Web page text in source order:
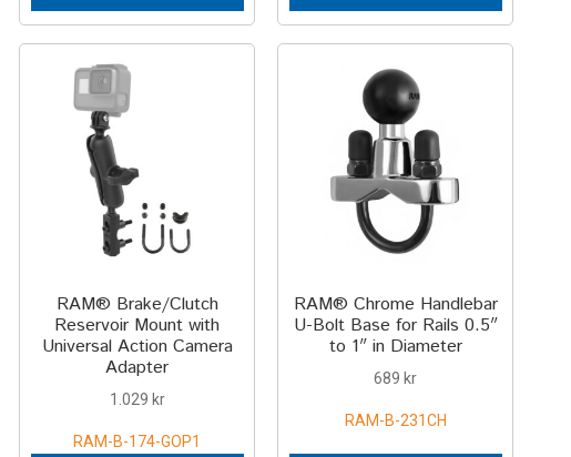
RAM® Brake/Clutch
Reservoir Mount with
Universal Action Camera
Adapter
1.029 kr
RAM-B-174-GOP1
RAM® Chrome Handlebar
U-Bolt Base for Rails 0.5″
to 1″ in Diameter
689 kr
RAM-B-231CH